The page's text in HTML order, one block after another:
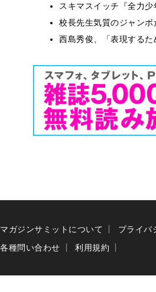
スキマスイッチ『全力
校長先生気質のジャン
西島秀俊、「表現する
マガジンサミットについて プライバ
各種問い合わせ
利用規約